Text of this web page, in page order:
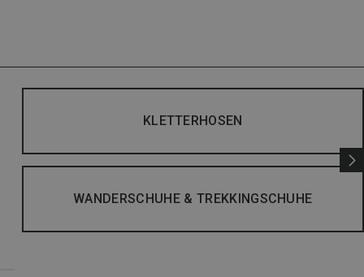
KLETTERHOSEN
WANDERSCHUHE & TREKKINGSCHUHE